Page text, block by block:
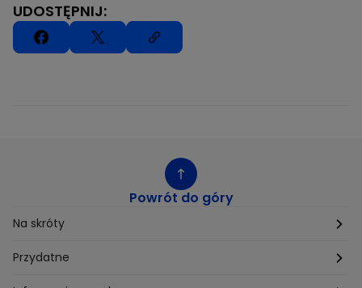
UDOSTĘPNIJ:
Powrót do góry
Na skróty
Etyka
Przydatne